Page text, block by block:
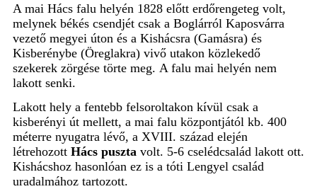
A mai Hács falu helyén 1828 előtt erdőrengeteg volt,
melynek békés csendjét csak a Boglárról Kaposvárra
vezető megyei úton és a Kishácsra (Gamásra) és
Kisberénybe (Öreglakra) vivő utakon közlekedő
szekerek zörgése törte meg. A falu mai helyén nem
lakott senki.
Lakott hely a fentebb felsoroltakon kívül csak a
kisberényi út mellett, a mai falu központjától kb. 400
méterre nyugatra lévő, a XVIII. század elején
létrehozott Hács puszta volt. 5-6 cselédcsalád lakott ott.
Kishácshoz hasonlóan ez is a tóti Lengyel család
uradalmához tartozott.